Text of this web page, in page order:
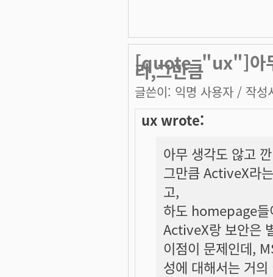
[quote="ux"]아무
라,그만큼
글쓴이: 익명 사용자 / 작성
ux wrote:
아무 생각도 않고
그만큼 ActiveX라
고,
하도 homepage들
ActiveX랑 보안은
이점이 문제인데,
성에 대해서는 거